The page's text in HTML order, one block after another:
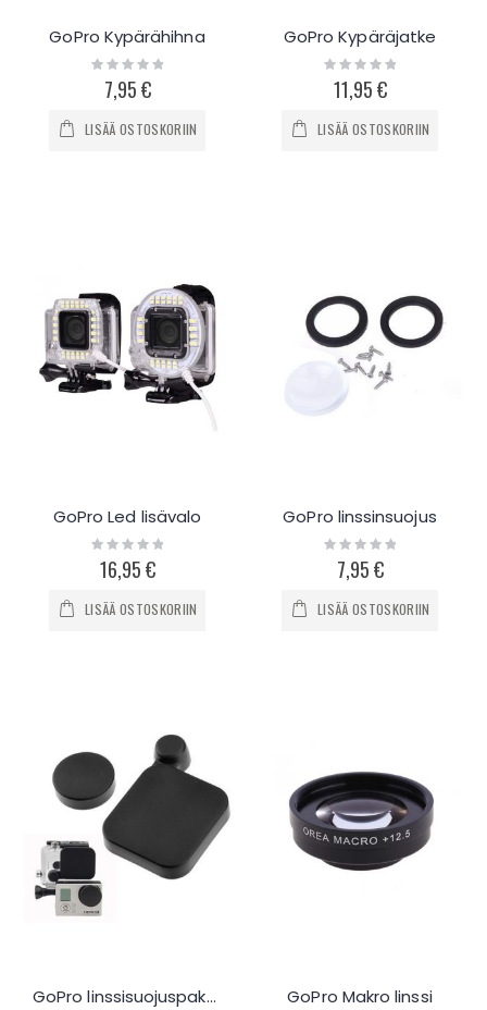
GoPro Kypärähihna
Rating:
0%7,95 €
LISÄÄ OSTOSKORIIN
GoPro Kypäräjatke
Rating:
0%
11,95 €
LISÄÄ OSTOSKORIIN
GoPro Led lisävalo
Rating:
0%
16,95 €
LISÄÄ OSTOSKORIIN
GoPro linssinsuojus
Rating:
0%7,95 €
LISÄÄ OSTOSKORIIN
GoPro linssisuojuspaketti GoPro Makro linssi